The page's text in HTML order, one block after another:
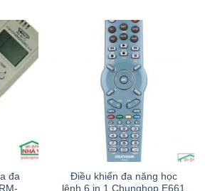
đa
Điều khiển đa năng học
lệnh 6 in 1 Chunghop E661